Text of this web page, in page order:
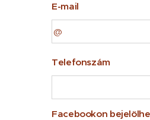
E-mail
Telefonszám
Facebookon